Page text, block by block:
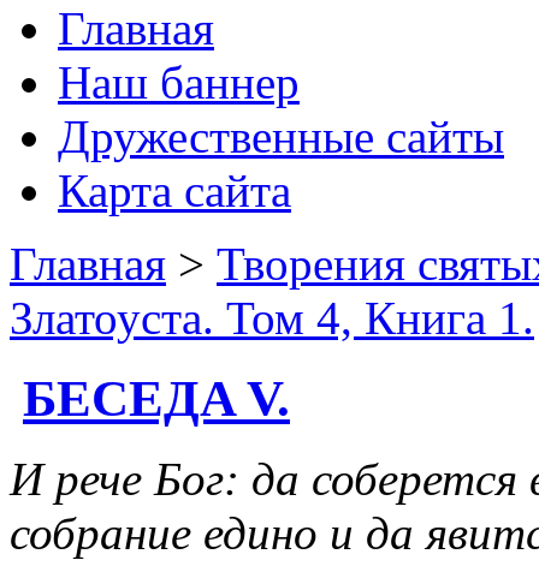
Главная
Наш баннер
Дружественные сайты
Карта сайта
Главная > Творения
Златоуста. Том 4, Книга 1.
БЕСЕДA V.
И рече Бог: да соберется
собрание едино и да